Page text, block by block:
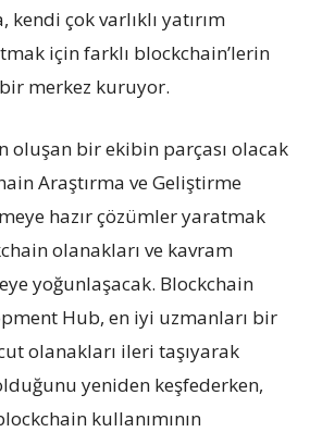
çok varlıklı yatırım
için farklı blockchain’lerin
merkez kuruyor.
oluşan bir ekibin parçası olacak
Araştırma ve Geliştirme
hazır çözümler yaratmak
olanakları ve kavram
yoğunlaşacak. Blockchain
Hub, en iyi uzmanları bir
olanakları ileri taşıyarak
yeniden keşfederken,
kullanımının